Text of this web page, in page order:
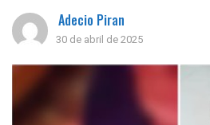
Adecio Piran
30 de abril de 2025